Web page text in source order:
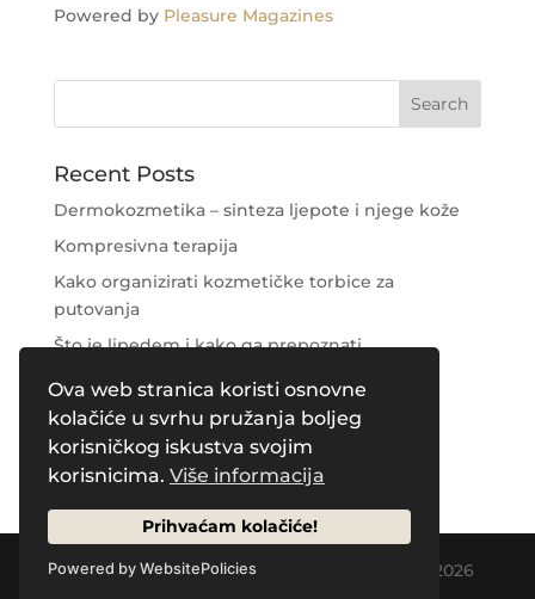
Ova web stranica koristi osnovne
kolačiće u svrhu pružanja boljeg
korisničkog iskustva svojim
korisnicima. Više informacija
Prihvaćam kolačiće!
Powered by WebsitePolicies
Powered by Pleasure Magazines
Recent Posts
Dermokozmetika – sinteza ljepote i njege kože
Kompresivna terapija
Kako organizirati kozmetičke torbice za
putovanja
Što je lipedem i kako ga prepoznati
Njega područja oko očiju
Recent Comments
Designed byCreative Pleasure Agency
| © 2026